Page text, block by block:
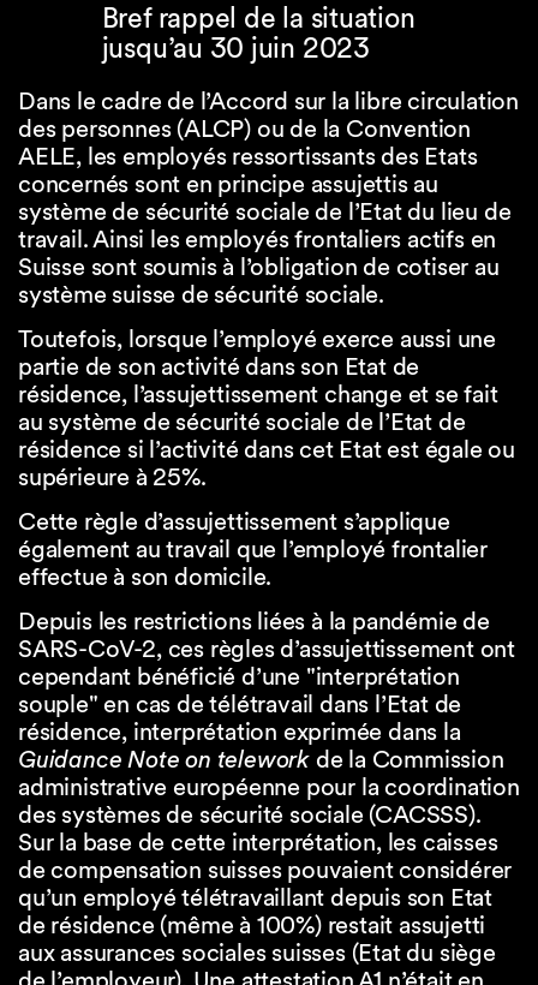
Bref rappel de la situation
jusqu’au 30 juin 2023
Dans le cadre de l’Accord sur la libre circulation
des personnes (ALCP) ou de la Convention
AELE, les employés ressortissants des Etats
concernés sont en principe assujettis au
système de sécurité sociale de l’Etat du lieu de
travail. Ainsi les employés frontaliers actifs en
Suisse sont soumis à l’obligation de cotiser au
système suisse de sécurité sociale.
Toutefois, lorsque l’employé exerce aussi une
partie de son activité dans son Etat de
résidence, l’assujettissement change et se fait
au système de sécurité sociale de l’Etat de
résidence si l’activité dans cet Etat est égale ou
supérieure à 25%.
Cette règle d’assujettissement s’applique
également au travail que l’employé frontalier
effectue à son domicile.
Depuis les restrictions liées à la pandémie de
SARS-CoV-2, ces règles d’assujettissement ont
cependant bénéficié d’une "interprétation
souple" en cas de télétravail dans l’Etat de
résidence, interprétation exprimée dans la
Guidance Note on telework de la Commission
administrative européenne pour la coordination
des systèmes de sécurité sociale (CACSSS).
Sur la base de cette interprétation, les caisses
de compensation suisses pouvaient considérer
qu’un employé télétravaillant depuis son Etat
de résidence (même à 100%) restait assujetti
aux assurances sociales suisses (Etat du siège